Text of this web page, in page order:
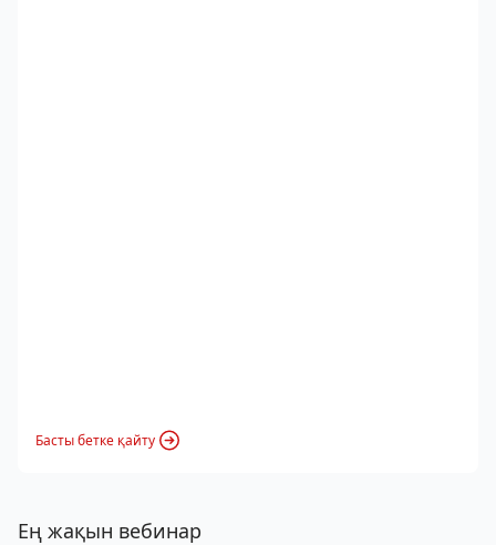
Басты бетке қайту
Ең жақын вебинар